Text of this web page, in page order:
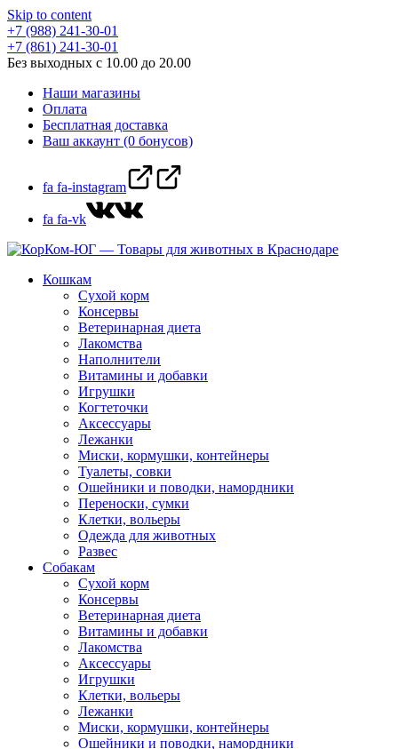
Skip to content
+7 (988) 241-30-01
+7 (861) 241-30-01
Без выходных с 10.00 до 20.00
Наши магазины
Оплата
Бесплатная доставка
Ваш аккаунт (0 бонусов)
fa fa-instagram
fa fa-vk
Кошкам
Сухой корм
Консервы
Ветеринарная диета
Лакомства
Наполнители
Витамины и добавки
Игрушки
Когтеточки
Аксессуары
Лежанки
Миски, кормушки, контейнеры
Туалеты, совки
Ошейники и поводки, намордники
Переноски, сумки
Клетки, вольеры
Одежда для животных
Развес
Собакам
Сухой корм
Консервы
Ветеринарная диета
Витамины и добавки
Лакомства
Аксессуары
Игрушки
Клетки, вольеры
Лежанки
Миски, кормушки, контейнеры
Ошейники и поводки, намордники